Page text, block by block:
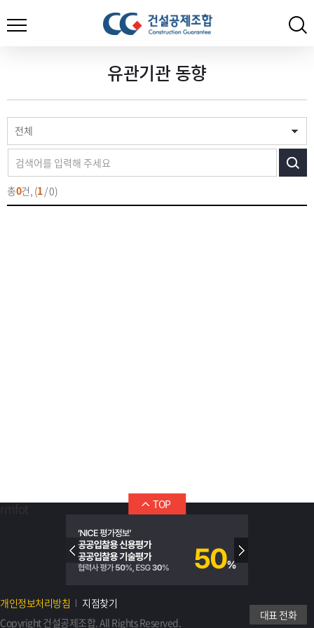
유관기관 동향
전체
총0건, (1/ 0)
rmfot
개인정보처리방침
지점찾기
Copyright 건설공제조합. All Rights Reserved.
대표 전화
TOP